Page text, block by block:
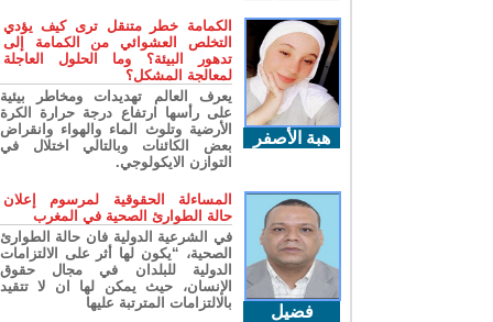
هبة الأصفر
الكمامة خطر متنقل ترى كيف يؤدي
التخلص العشوائي من الكمامة إلى
تدهور البيئة؟ وما الحلول العاجلة
لمعالجة المشكل؟
يعرف العالم تهديدات ومخاطر بيئية
على رأسها ارتفاع درجة حرارة الكرة
الأرضية وتلوث الماء والهواء وانقراض
بعض الكائنات وبالتالي اختلال في
التوازن الايكولوجي.
فضيل
المساءلة الحقوقية لمرسوم إعلان
حالة الطوارئ الصحية في المغرب
في الشرعية الدولية فان حالة الطوارئ
الصحية، “يكون لها أثر على الالتزامات
الدولية للبلدان في مجال حقوق
الإنسان، حيث يمكن لها ان لا تتقيد
بالالتزامات المترتبة عليها